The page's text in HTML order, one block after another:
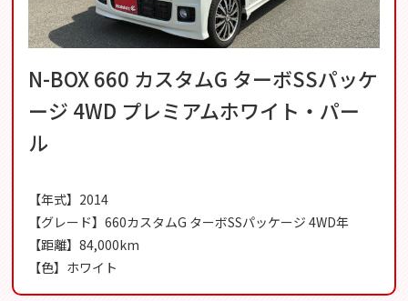
N-BOX 660 カスタムG ターボSSパッケ
ージ 4WD プレミアムホワイト・パー
ル
【年式】2014
【グレード】660カスタムG ターボSSパッケージ 4WD年
【距離】84,000km
【色】ホワイト